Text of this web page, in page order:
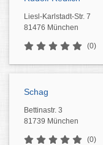
Liesl-Karlstadt-Str. 7
81476 München
(0)
Schag
Bettinastr. 3
81739 München
(0)